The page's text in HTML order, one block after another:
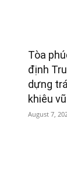
Tòa
định
dựng
khiêu
August 7,